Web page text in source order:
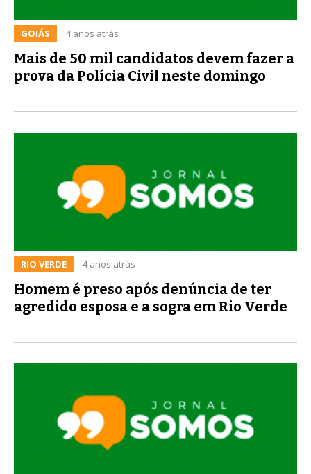
GOIÁS 4 anos atrás
Mais de 50 mil candidatos devem fazer a
prova da Polícia Civil neste domingo
RIO VERDE 4 anos atrás
Homem é preso após denúncia de ter
agredido esposa e a sogra em Rio Verde